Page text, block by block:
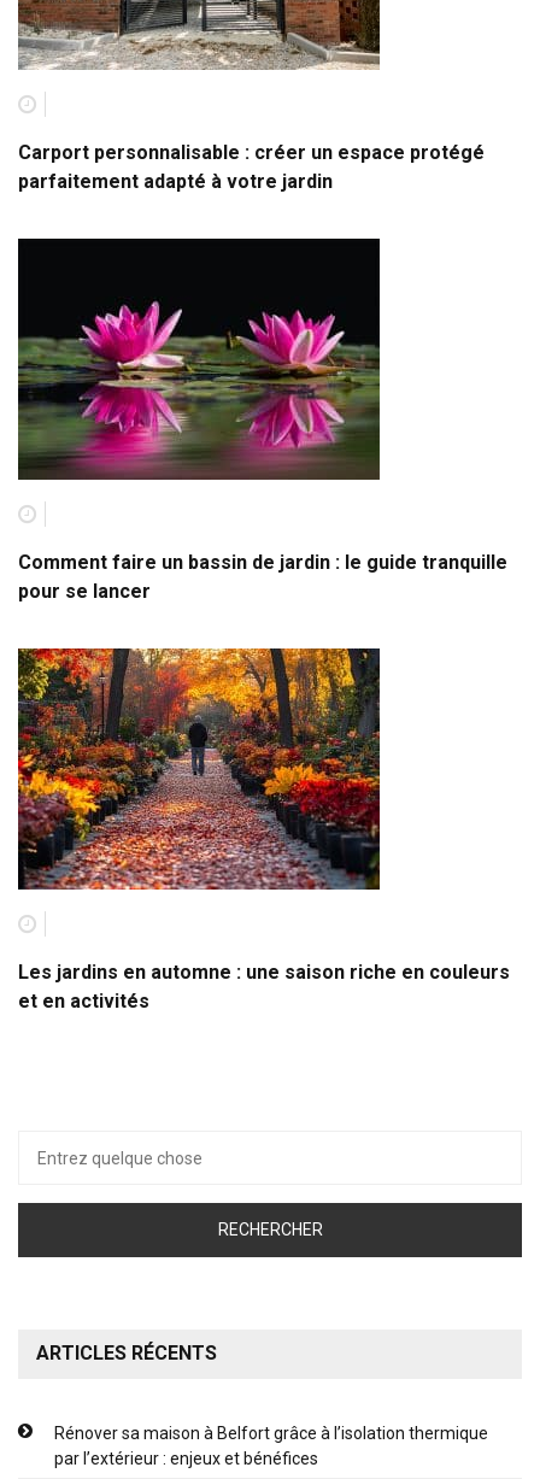
Carport personnalisable : créer un espace protégé
parfaitement adapté à votre jardin
Comment faire un bassin de jardin : le guide tranquille
pour se lancer
Les jardins en automne : une saison riche en couleurs
et en activités
pour :
ARTICLES RÉCENTS
Rénover sa maison à Belfort grâce à l’isolation thermique
par l’extérieur : enjeux et bénéfices